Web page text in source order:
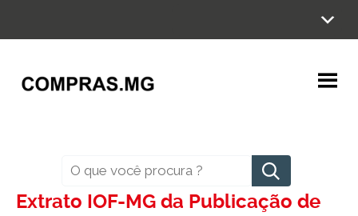
Pesquisar
Extrato IOF-MG da Publicação de